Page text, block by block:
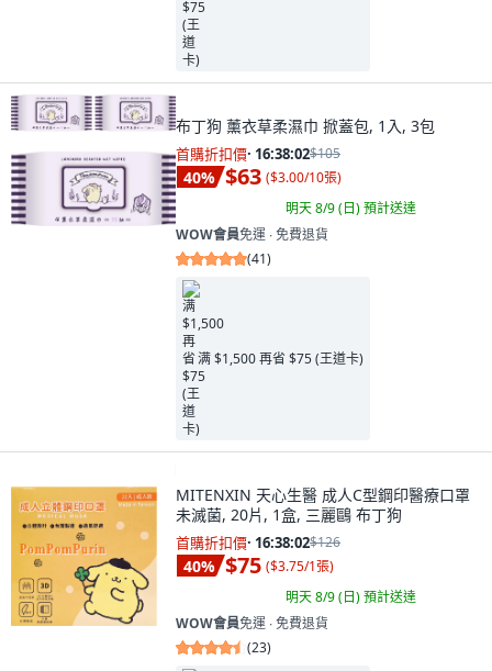
布丁狗 薰衣草柔濕巾 掀蓋包, 1入, 3包
首購折扣價· 16:38:00$105
40% $63 ($3.00/10張)
明天 8/9 (日)預計送達
WOW會員免運 ∙ 免費退貨
(41)
满 $1,500 再省 $75 (王道卡)
MITENXIN 天心生醫 成人C型鋼印醫療口罩
未滅菌, 20片, 1盒, 三麗鷗 布丁狗
首購折扣價· 16:38:00$126
40% $75 ($3.75/1張)
明天 8/9 (日)預計送達
WOW會員免運 ∙ 免費退貨
(23)